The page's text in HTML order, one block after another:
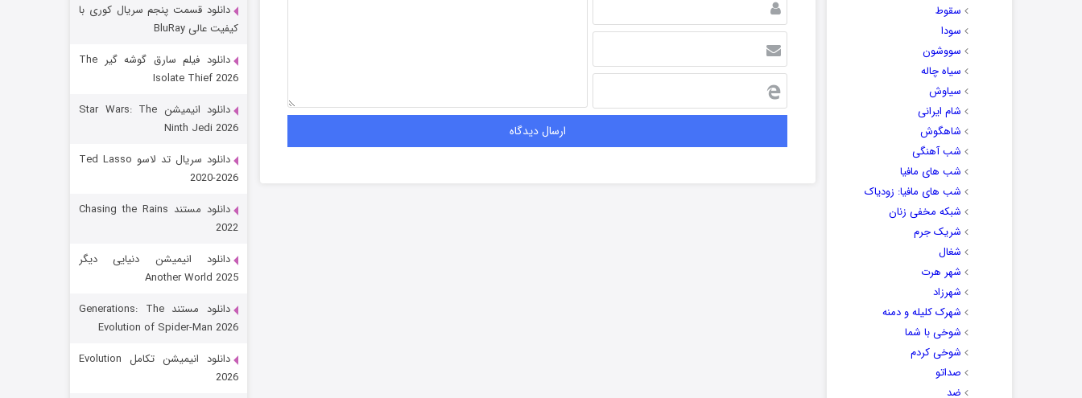
سقوط
سودا
سووشون
سیاه چاله
سیاوش
شام ایرانی
شاهگوش
شب آهنگی
شب های مافیا
شب های مافیا: زودیاک
شبکه مخفی زنان
شریک جرم
شغال
شهر هرت
شهرزاد
شهرک کلیله و دمنه
شوخی با شما
شوخی کردم
صداتو
ضد
قسمت 6 (زیرنویس)
رویایی برای تو
قسمت
دانلود قسمت پنجم سریال کوری با
کیفیت عالی BluRay
دانلود فیلم سارق گوشه گیر The
Isolate Thief 2026
دانلود انیمیشن Star Wars: The
Ninth Jedi 2026
دانلود سریال تد لاسو Ted Lasso
2020-2026
دانلود مستند Chasing the Rains
2022
دانلود انیمیشن دنیایی دیگر
Another World 2025
دانلود مستند Generations: The
Evolution of Spider-Man 2026
دانلود انیمیشن تکامل Evolution
2026